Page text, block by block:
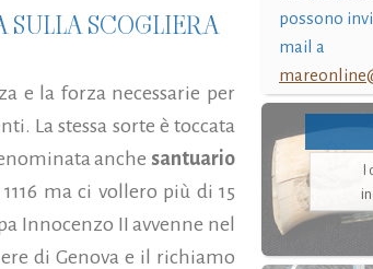
SULLA SCOGLIERA
e la forza necessarie per
La stessa sorte è toccata
anche santuario
ma ci vollero più di 15
Innocenzo II avvenne nel
di Genova e il richiamo
possono
mail a